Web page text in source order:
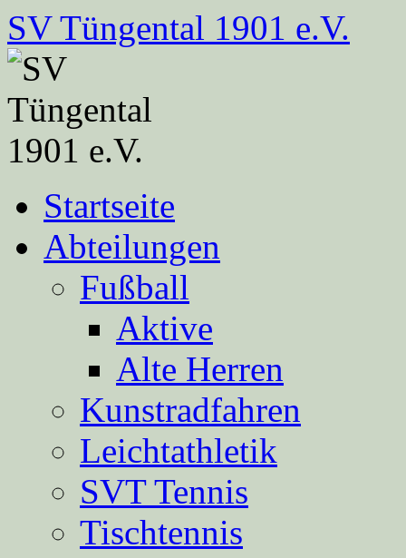
Zum
Inhalt
springen
SV Tüngental 1901 e.V.
Startseite
Abteilungen
Fußball
Aktive
Alte Herren
Kunstradfahren
Leichtathletik
SVT Tennis
Tischtennis